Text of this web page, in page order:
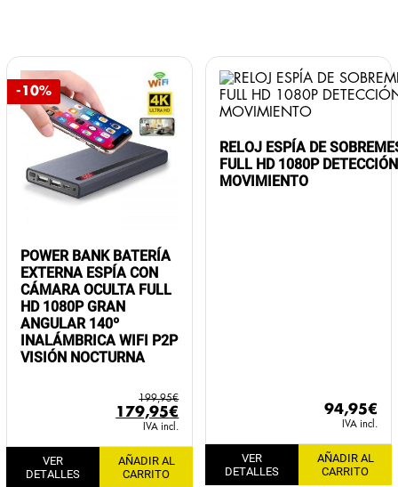
-10%
POWER BANK BATERÍA
EXTERNA ESPÍA CON
CÁMARA OCULTA FULL
HD 1080P GRAN
ANGULAR 140º
INALÁMBRICA WIFI P2P
VISIÓN NOCTURNA
199,95€
El
precio
original
era:
199,95€.
179,95€
precio
actual
179,95€.
IVA incl.
VER
DETALLES
AÑADIR AL
CARRITO
RELOJ ESPÍA DE
FULL HD 1080P
MOVIMIENTO
94,95€
IVA incl.
VER
DETALLES
AÑADIR AL
CARRITO